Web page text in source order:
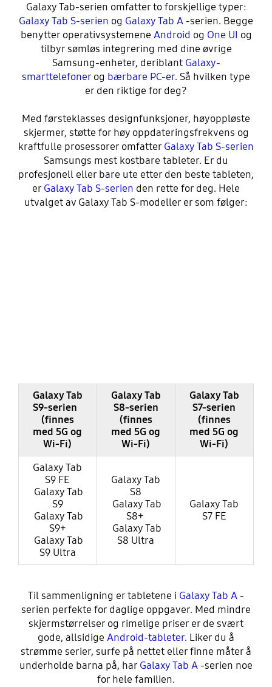
Galaxy Tab-serien omfatter to forskjellige typer:
Galaxy Tab S-serien og Galaxy Tab A -serien. Begge
benytter operativsystemene Android og One UI og
tilbyr sømløs integrering med dine øvrige
Samsung-enheter, deriblant Galaxy-
smarttelefoner og bærbare PC-er. Så hvilken type
er den riktige for deg?
Med førsteklasses designfunksjoner, høyoppløste
skjermer, støtte for høy oppdateringsfrekvens og
kraftfulle prosessorer omfatter Galaxy Tab S-serien
Samsungs mest kostbare tableter. Er du
profesjonell eller bare ute etter den beste tableten,
er Galaxy Tab S-serien den rette for deg. Hele
utvalget av Galaxy Tab S-modeller er som følger:
Galaxy Tab
S9-serien
(finnes
med 5G og
Wi-Fi)
Galaxy Tab
S8-serien
(finnes
med 5G og
Wi-Fi)
Galaxy Tab
S7-serien
(finnes
med 5G og
Wi-Fi)
Galaxy Tab
S9 FE
Galaxy Tab
S9
Galaxy Tab
S9+
Galaxy Tab
S9 Ultra
Galaxy Tab
S8
Galaxy Tab
S8+
Galaxy Tab
S8 Ultra
Galaxy Tab
S7 FE
Til sammenligning er tabletene i Galaxy Tab A -
serien perfekte for daglige oppgaver. Med mindre
skjermstørrelser og rimelige priser er de svært
gode, allsidige Android-tableter. Liker du å
strømme serier, surfe på nettet eller finne måter å
underholde barna på, har Galaxy Tab A -serien noe
for hele familien.